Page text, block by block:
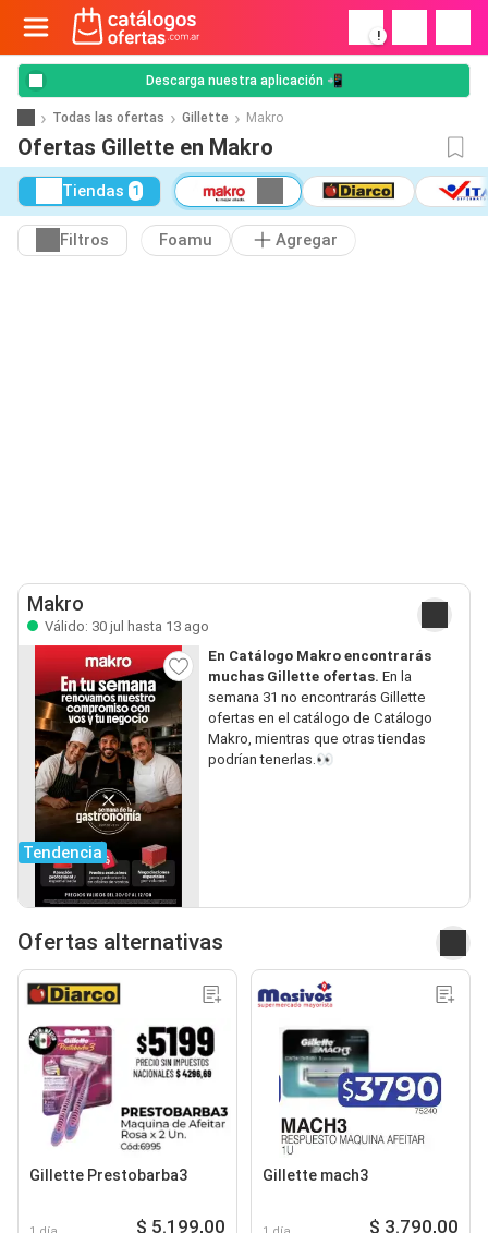
!
Descarga nuestra aplicación 📲
Todas las ofertas Gillette Makro
Ofertas Gillette en Makro
Tiendas 1
Filtros Foamu Agregar
Makro
Válido: 30 jul hasta 13 ago
Tendencia
En Catálogo Makro encontrarás
muchas Gillette ofertas. En la
semana 31 no encontrarás Gillette
ofertas en el catálogo de Catálogo
Makro, mientras que otras tiendas
podrían tenerlas.👀
Ofertas alternativas
Gillette Prestobarba3
$ 5.199,00
Gillette mach3
$ 3.790,00